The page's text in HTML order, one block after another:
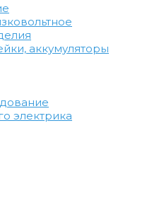
аккумуляторы
электрика